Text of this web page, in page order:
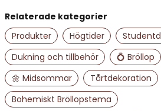
name
Namn
email
Mejladress
Relaterade kategorier
Produkter
Högtider
Dukning och tillbehör
💍 Bröllop
🌼 Midsommar
Tårtdekoration
Bohemiskt Bröllopstema